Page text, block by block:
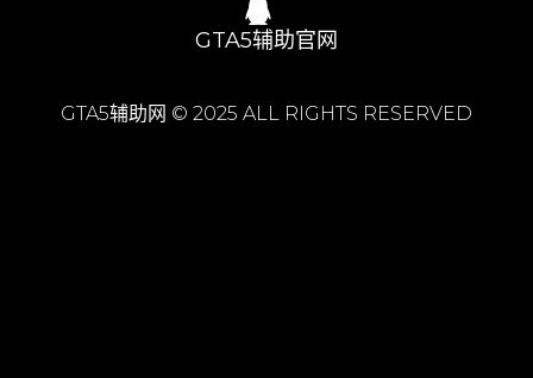
GTA5辅助官网
GTA5辅助网 © 2025 ALL RIGHTS RESERVED